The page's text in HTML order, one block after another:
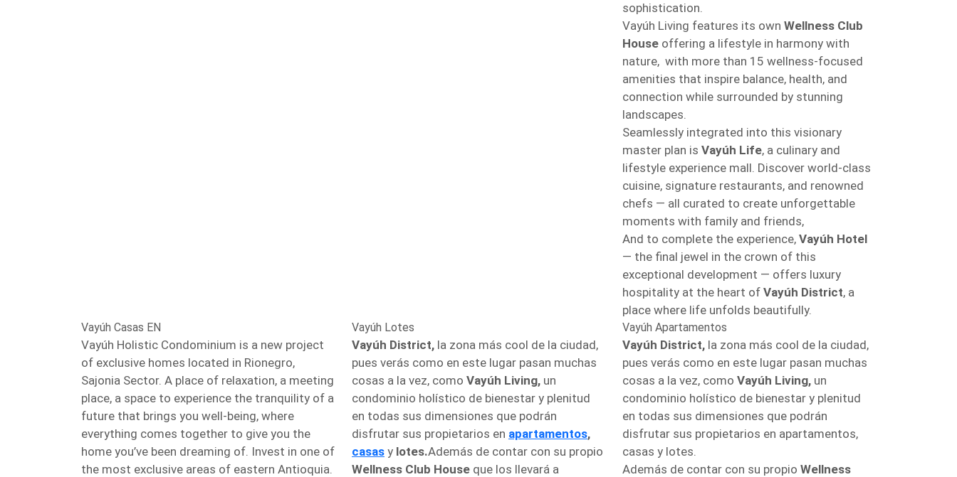
sophistication.
Vayúh Living features its own Wellness Club
House offering a lifestyle in harmony with
nature, with more than 15 wellness-focused
amenities that inspire balance, health, and
connection while surrounded by stunning
landscapes.
Seamlessly integrated into this visionary
master plan is Vayúh Life, a culinary and
lifestyle experience mall. Discover world-class
cuisine, signature restaurants, and renowned
chefs — all curated to create unforgettable
moments with family and friends,
And to complete the experience, Vayúh Hotel
— the final jewel in the crown of this
exceptional development — offers luxury
hospitality at the heart of Vayúh District, a
place where life unfolds beautifully.
Vayúh Casas EN
Vayúh Holistic Condominium is a new project
of exclusive homes located in Rionegro,
Sajonia Sector. A place of relaxation, a meeting
place, a space to experience the tranquility of a
future that brings you well-being, where
everything comes together to give you the
home you’ve been dreaming of. Invest in one of
the most exclusive areas of eastern Antioquia.
Vayúh Lotes
Vayúh District, la zona más cool de la ciudad,
pues verás como en este lugar pasan muchas
cosas a la vez, como Vayúh Living, un
condominio holístico de bienestar y plenitud
en todas sus dimensiones que podrán
disfrutar sus propietarios en apartamentos,
casas y lotes.Además de contar con su propio
Wellness Club House que los llevará a
Vayúh Apartamentos
Vayúh District, la zona más cool de la ciudad,
pues verás como en este lugar pasan muchas
cosas a la vez, como Vayúh Living, un
condominio holístico de bienestar y plenitud
en todas sus dimensiones que podrán
disfrutar sus propietarios en apartamentos,
casas y lotes.
Además de contar con su propio Wellness